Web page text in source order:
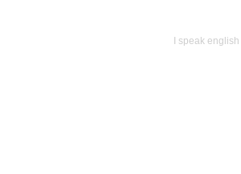
I speak english